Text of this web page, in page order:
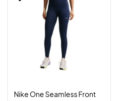
Nike One Seamless Front